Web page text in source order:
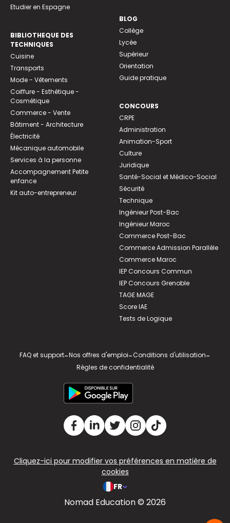
Etudier en Espagne
BIBLIOTHEQUE DES
TECHNIQUES
Cuisine
Transports
Mode - Vêtements
Coiffure - Esthétique -
Cosmétique
Commerce - Vente
Bâtiment - Architecture
Électricité
Mécanique automobile
Services à la personne
Accompagnement Petite
enfance
Kit auto-entrepreneur
BLOG
Collège
Lycée
Supérieur
Orientation
Guide pratique
CONCOURS
CRPE
Administration
Animation-Sport
Culture
Juridique
Santé-Social et Médico-Social
Sécurité
Technique
Ingénieur Post-Bac
Ingénieur Maroc
Commerce Post-Bac
Commerce Admission Parallèle
Commerce Maroc
IEP Concours Commun
IEP Concours Grenoble
TAGE MAGE
Score IAE
Tests de Logique
FAQ et support-Nos offres d'emploi-Conditions d'utilisation-
Règles de confidentialité
Cliquez-ici pour modifier vos préférences en matière de
cookies
FR
Nomad Education © 2026